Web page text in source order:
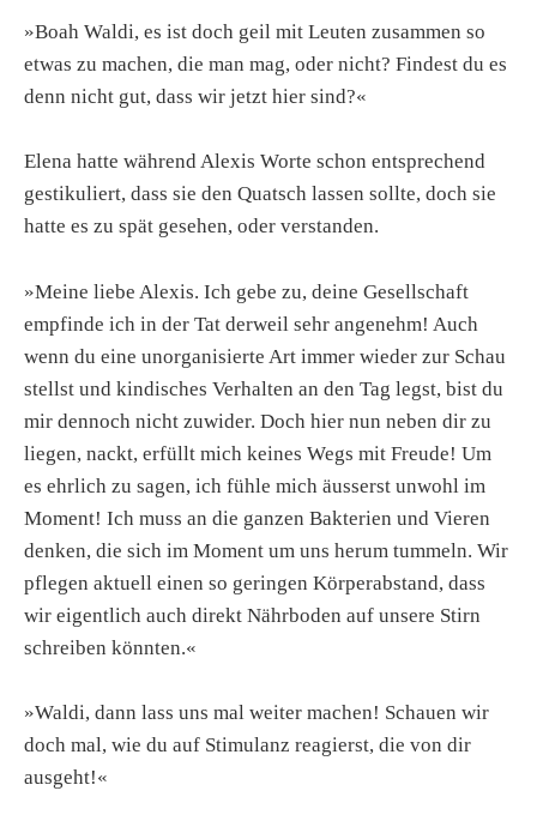
»Boah Waldi, es ist doch geil mit Leuten zusammen so
etwas zu machen, die man mag, oder nicht? Findest du es
denn nicht gut, dass wir jetzt hier sind?«
Elena hatte während Alexis Worte schon entsprechend
gestikuliert, dass sie den Quatsch lassen sollte, doch sie
hatte es zu spät gesehen, oder verstanden.
»Meine liebe Alexis. Ich gebe zu, deine Gesellschaft
empfinde ich in der Tat derweil sehr angenehm! Auch
wenn du eine unorganisierte Art immer wieder zur Schau
stellst und kindisches Verhalten an den Tag legst, bist du
mir dennoch nicht zuwider. Doch hier nun neben dir zu
liegen, nackt, erfüllt mich keines Wegs mit Freude! Um
es ehrlich zu sagen, ich fühle mich äusserst unwohl im
Moment! Ich muss an die ganzen Bakterien und Vieren
denken, die sich im Moment um uns herum tummeln. Wir
pflegen aktuell einen so geringen Körperabstand, dass
wir eigentlich auch direkt Nährboden auf unsere Stirn
schreiben könnten.«
»Waldi, dann lass uns mal weiter machen! Schauen wir
doch mal, wie du auf Stimulanz reagierst, die von dir
ausgeht!«